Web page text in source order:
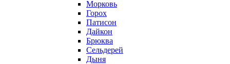
Морковь
Горох
Патисон
Дайкон
Брюква
Сельдерей
Дыня